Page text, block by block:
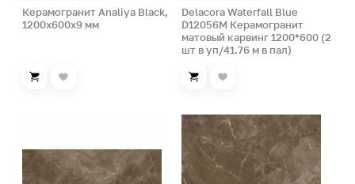
Керамогранит Analiya Black,
1200х600х9 мм
Delacora Waterfall Blue
D12056M Керамогранит
матовый карвинг 1200*600 (2
шт в уп/41.76 м в пал)